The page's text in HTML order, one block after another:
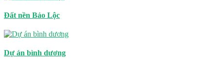
Đất nền Bảo Lộc
Dự án bình dương